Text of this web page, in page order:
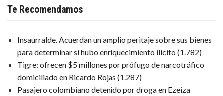
Te Recomendamos
Insaurralde. Acuerdan un amplio peritaje sobre sus bienes
para determinar si hubo enriquecimiento ilícito (1.782)
Tigre: ofrecen $5 millones por prófugo de narcotráfico
domiciliado en Ricardo Rojas (1.287)
Pasajero colombiano detenido por droga en Ezeiza